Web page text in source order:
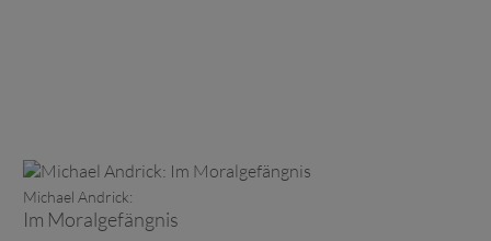
Michael Andrick:
Im Moralgefängnis